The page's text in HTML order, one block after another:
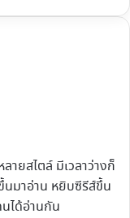
ยสไตล์ มีเวลาว่างก็
นมาอ่าน หยิบซีรีส์ขึ้น
ได้อ่านกัน